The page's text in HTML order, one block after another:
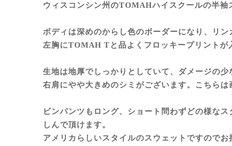
ウィスコンシン州のTOMAHハイスクールの半袖
ボディは深めのからし色のボーダーになり、リン
左胸にTOMAH Tと品よくフロッキープリントが
生地は地厚でしっかりとしていて、ダメージの少
右肩にやや大きめのシミがございます。こちらは
ビンパンツもロング、ショート問わずどの様な
しんで頂けます。
アメリカらしいスタイルのスウェットですのでお